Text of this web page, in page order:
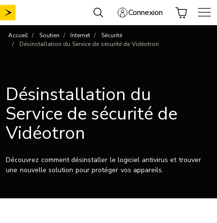
Aller
au
Connexion
Accueil Soutien Internet
Sécurité
Désinstallation du Service de sécurité de Vidéotron
Désinstallation du
Service de sécurité de
Vidéotron
Découvrez comment désinstaller le logiciel antivirus et trouver
une nouvelle solution pour protéger vos appareils.